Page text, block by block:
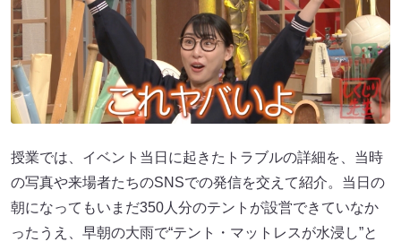
授業では、イベント当日に起きたトラブルの詳細を、当時
の写真や来場者たちのSNSでの発信を交えて紹介。当日の
朝になってもいまだ350人分のテントが設営できていなか
ったうえ、早朝の大雨で“テント・マットレスが水浸し”と